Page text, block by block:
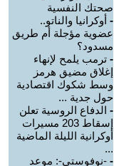
صحتك النفسية
- أوكرانيا والناتو..
عضوية مؤجلة أم طريق
مسدود؟
- ترمب يلمح لإنهاء
إغلاق مضيق هرمز
وسط شكوك اقتصادية
حول جدية ...
- الدفاع الروسية تعلن
إسقاط 203 مسيرات
أوكرانية الليلة الماضية
...
- -نوفوستي-: موعد